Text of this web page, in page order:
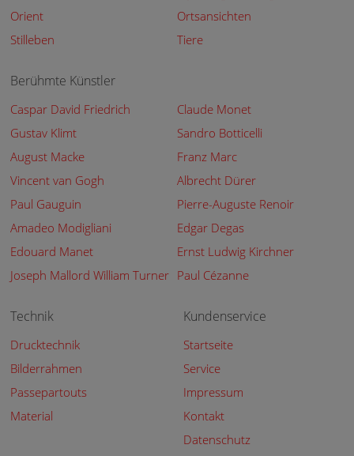
Orient
Ortsansichten
Stilleben
Tiere
Berühmte Künstler
Caspar David Friedrich
Claude Monet
Gustav Klimt
Sandro Botticelli
August Macke
Franz Marc
Vincent van Gogh
Albrecht Dürer
Paul Gauguin
Pierre-Auguste Renoir
Amadeo Modigliani
Edgar Degas
Edouard Manet
Ernst Ludwig Kirchner
Joseph Mallord William Turner Paul Cézanne
Technik
Drucktechnik
Bilderrahmen
Passepartouts
Material
Kundenservice
Startseite
Service
Impressum
Kontakt
Datenschutz